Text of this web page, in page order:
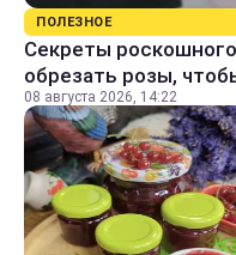
ПОЛЕЗНОЕ
Секреты
обрезать розы,
08 августа 2026, 14:22